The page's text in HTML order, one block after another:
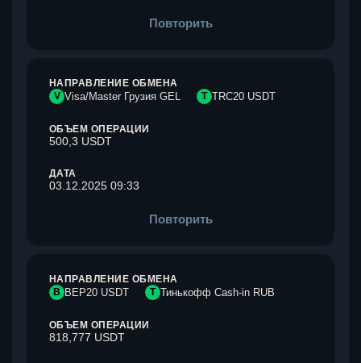
Повторить
НАПРАВЛЕНИЕ ОБМЕНА
V Visa/Master Грузия GEL T TRC20 USDT
ОБЪЕМ ОПЕРАЦИИ
500,3 USDT
ДАТА
03.12.2025 09:33
Повторить
НАПРАВЛЕНИЕ ОБМЕНА
B BEP20 USDT Т Тинькофф Cash-in RUB
ОБЪЕМ ОПЕРАЦИИ
818,777 USDT